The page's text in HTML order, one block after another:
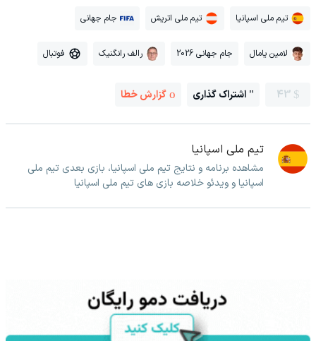
تیم ملی اسپانیا تیم ملی اتریش جام جهانی
لامین یامال جام جهانی 2026 رالف رانگنیک فوتبال
43 اشتراک گذاری گزارش خطا
تیم ملی اسپانیا
مشاهده برنامه و نتایج تیم ملی اسپانیا، بازی بعدی تیم ملی
اسپانیا و ویدئو خلاصه بازی های تیم ملی اسپانیا